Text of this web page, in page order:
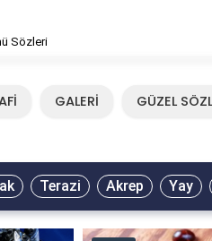
GALERİ GÜZEL
Terazi Akrep Yay